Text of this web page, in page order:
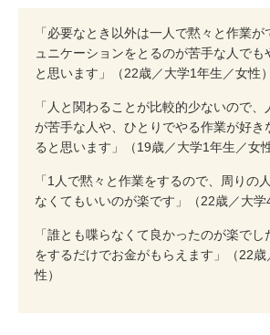
「必要なとき以外は一人で黙々と作業が
ュニケーションをとるのが苦手な人でも
と思います」（22歳／大学1年生／女性）
「人と関わることが比較的少ないので、
が苦手な人や、ひとりでやる作業が好き
ると思います」（19歳／大学1年生／女性
「1人で黙々と作業をするので、周りの
なくてもいいのが楽です」（22歳／大学
「誰とも喋らなくて良かったのが楽で
をするだけでお金がもらえます」（22歳
性）